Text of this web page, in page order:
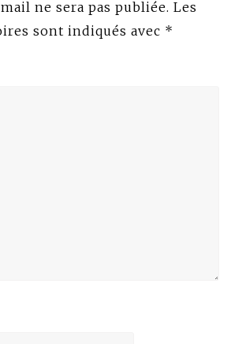
ne sera pas publiée. Les
sont indiqués avec *